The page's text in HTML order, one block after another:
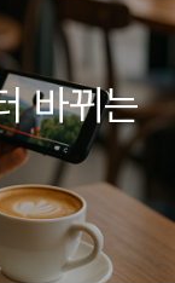
바뀌는